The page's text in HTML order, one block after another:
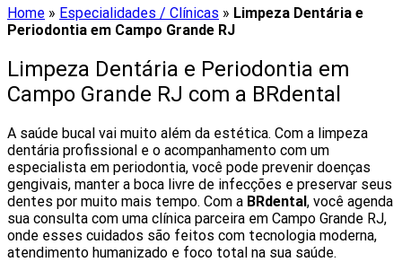
Home » Especialidades / Clínicas » Limpeza Dentária e
Periodontia em Campo Grande RJ
Limpeza Dentária e Periodontia em
Campo Grande RJ com a BRdental
A saúde bucal vai muito além da estética. Com a limpeza
dentária profissional e o acompanhamento com um
especialista em periodontia, você pode prevenir doenças
gengivais, manter a boca livre de infecções e preservar seus
dentes por muito mais tempo. Com a BRdental, você agenda
sua consulta com uma clínica parceira em Campo Grande RJ,
onde esses cuidados são feitos com tecnologia moderna,
atendimento humanizado e foco total na sua saúde.